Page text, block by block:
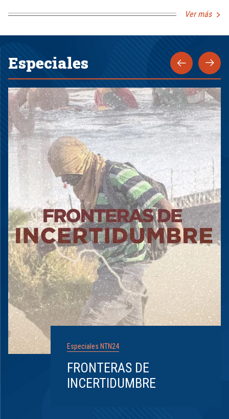
Ver más
Especiales
Especiales NTN24
FRONTERAS DE
INCERTIDUMBRE